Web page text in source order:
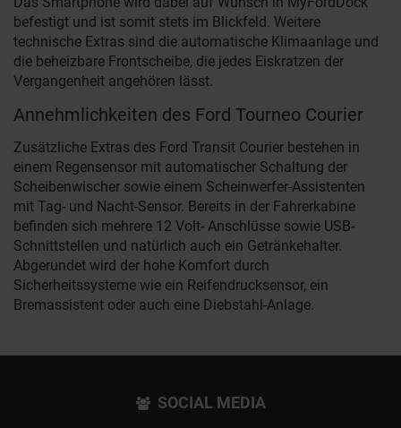
befestigt und ist somit stets im Blickfeld. Weitere
technische Extras sind die automatische Klimaanlage und
die beheizbare Frontscheibe, die jedes Eiskratzen der
Vergangenheit angehören lässt.
Annehmlichkeiten des Ford Tourneo Courier
Zusätzliche Extras des Ford Transit Courier bestehen in
einem Regensensor mit automatischer Schaltung der
Scheibenwischer sowie einem Scheinwerfer-Assistenten
mit Tag- und Nacht-Sensor. Bereits in der Fahrerkabine
befinden sich mehrere 12 Volt- Anschlüsse sowie USB-
Schnittstellen und natürlich auch ein Getränkehalter.
Abgerundet wird der hohe Komfort durch
Sicherheitssysteme wie ein Reifendrucksensor, ein
Bremassistent oder auch eine Diebstahl-Anlage.
SOCIAL MEDIA